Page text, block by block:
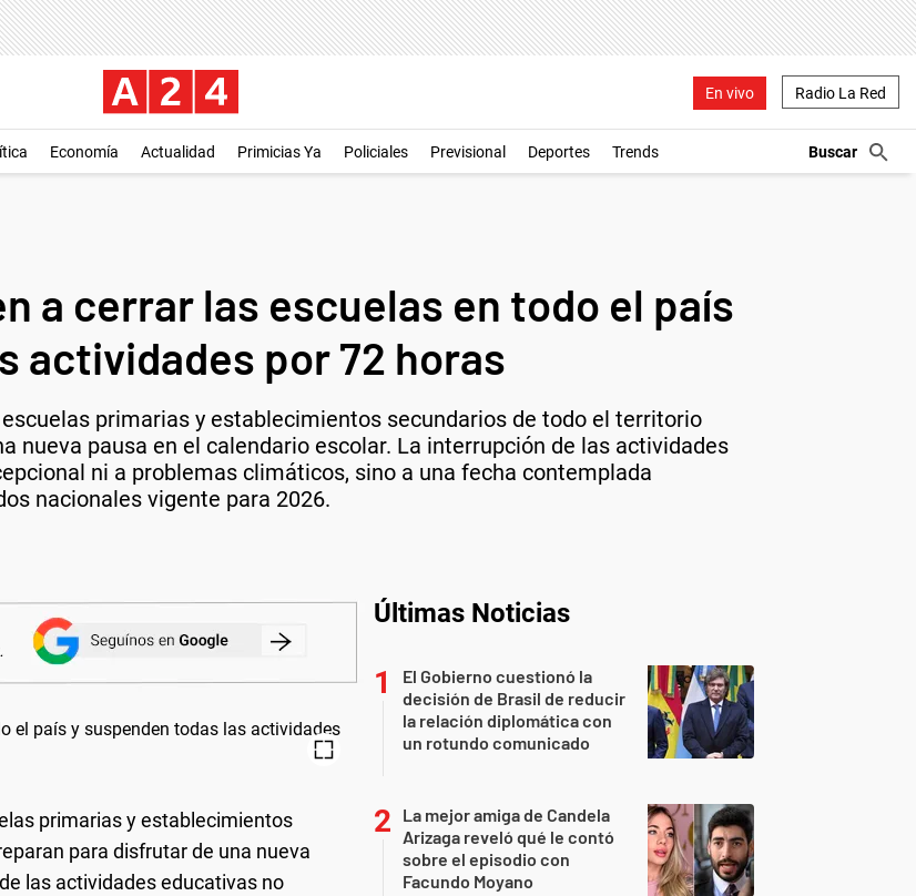
En vivo Radio La Red
Economía Actualidad Primicias Ya Policiales Previsional Deportes Trends
a cerrar las escuelas en todo el país
actividades por 72 horas
primarias y establecimientos secundarios de todo el territorio
nueva pausa en el calendario escolar. La interrupción de las actividades
ni a problemas climáticos, sino a una fecha contemplada
nacionales vigente para 2026.
primarias y establecimientos
para disfrutar de una nueva
las actividades educativas no
Últimas Noticias
El Gobierno cuestionó la
decisión de Brasil de reducir
la relación diplomática con
un rotundo comunicado
La mejor amiga de Candela
Arizaga reveló qué le contó
sobre el episodio con
Facundo Moyano